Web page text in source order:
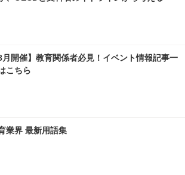
8月開催】教育関係者必見！イベント情報記事一
こちら
業界 最新用語集